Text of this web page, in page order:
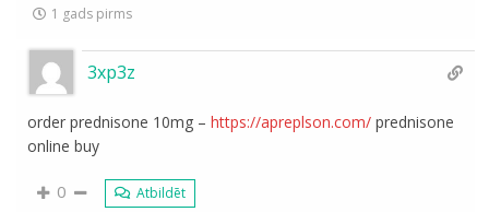
1 gads pirms
3xp3z
order prednisone 10mg –https://apreplson.com/ prednisone
online buy
0 Atbildēt